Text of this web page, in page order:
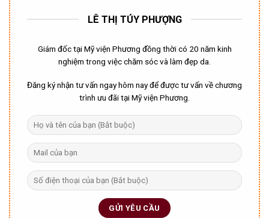
LÊ THỊ TÚY PHƯỢNG
Giám đốc tại Mỹ viện Phương đồng thời có 20 năm kinh
nghiệm trong việc chăm sóc và làm đẹp da.
Đăng ký nhận tư vấn ngay hôm nay để được tư vấn về chương
trình ưu đãi tại Mỹ viện Phương.